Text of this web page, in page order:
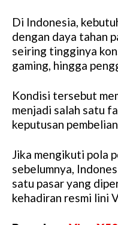
Di Indonesia,
dengan daya tahan
seiring tingginya
gaming, hingga
Kondisi tersebut
menjadi salah satu
keputusan
Jika mengikuti pola
sebelumnya,
satu pasar yang
kehadiran resmi lini